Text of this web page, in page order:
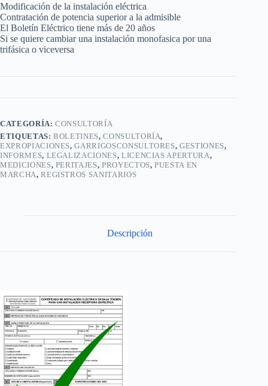
Modificación de la instalación eléctrica
Contratación de potencia superior a la admisible
El Boletín Eléctrico tiene más de 20 años
Si se quiere cambiar una instalación monofasica por una
trifásica o viceversa
CATEGORÍA:CONSULTORÍA
ETIQUETAS:BOLETINES,CONSULTORÍA,
EXPROPIACIONES,GARRIGOSCONSULTORES,GESTIONES,
INFORMES, LEGALIZACIONES, LICENCIAS APERTURA,
MEDICIONES, PERITAJES, PROYECTOS,PUESTA EN
MARCHA,REGISTROS SANITARIOS
Descripción